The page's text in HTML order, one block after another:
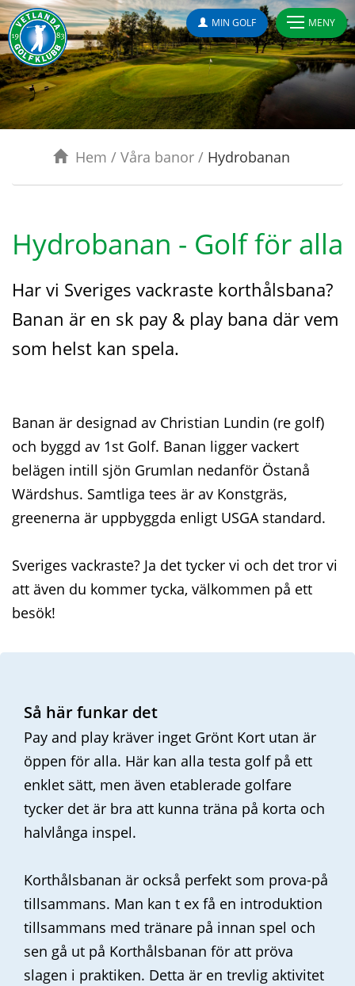
MIN GOLF MENY
Hem / Våra banor / Hydrobanan
Hydrobanan - Golf för alla
Har vi Sveriges vackraste korthålsbana?
Banan är en sk pay & play bana där vem
som helst kan spela.
Banan är designad av Christian Lundin (re golf)
och byggd av 1st Golf. Banan ligger vackert
belägen intill sjön Grumlan nedanför Östanå
Wärdshus. Samtliga tees är av Konstgräs,
greenerna är uppbyggda enligt USGA standard.
Sveriges vackraste? Ja det tycker vi och det tror vi
att även du kommer tycka, välkommen på ett
besök!
Så här funkar det
Pay and play kräver inget Grönt Kort utan är
öppen för alla. Här kan alla testa golf på ett
enklet sätt, men även etablerade golfare
tycker det är bra att kunna träna på korta och
halvlånga inspel.
Korthålsbanan är också perfekt som prova-på
tillsammans. Man kan t ex få en introduktion
tillsammans med tränare på innan spel och
sen gå ut på Korthålsbanan för att pröva
slagen i praktiken. Detta är en trevlig aktivitet